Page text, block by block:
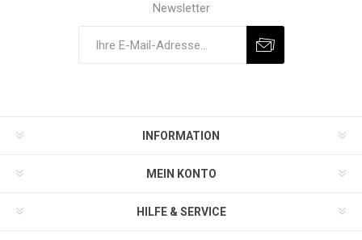
Newsletter
INFORMATION
MEIN KONTO
HILFE & SERVICE